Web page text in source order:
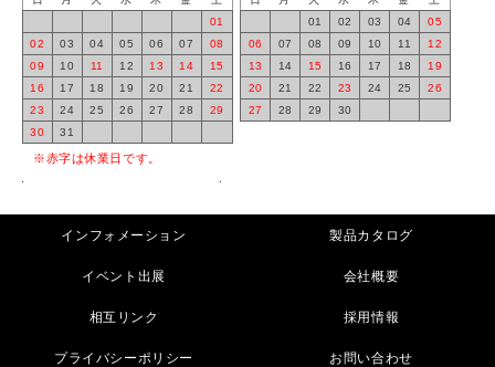
01
02
03 04 05 06 07
08
09
10 11 12 13 14
15
16
17 18 19 20 21
22
23
24 25 26 27 28
29
30
31
01
02 03 04
05
06
07 08 09 10 11
12
13
14 15 16 17 18
19
20
21 22 23 24 25
26
27
28 29 30
※赤字は休業日です。
インフォメーション 製品カタログ
イベント出展 会社概要
相互リンク 採用情報
プライバシーポリシー お問い合わせ